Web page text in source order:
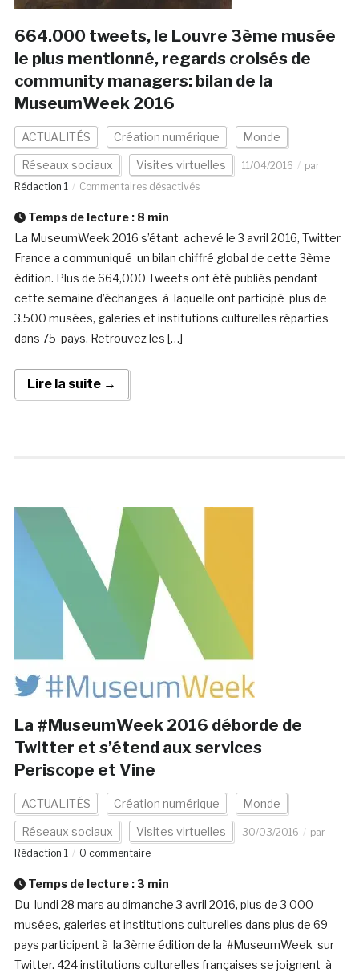
664.000 tweets, le Louvre 3ème musée
le plus mentionné, regards croisés de
community managers: bilan de la
MuseumWeek 2016
ACTUALITÉS Création numérique Monde
Réseaux sociaux Visites virtuelles 11/04/2016
par
Rédaction 1
Commentaires désactivés
Temps de lecture : 8 min
La MuseumWeek 2016 s’étant achevé le 3 avril 2016, Twitter
France a communiqué un bilan chiffré global de cette 3ème
édition. Plus de 664,000 Tweets ont été publiés pendant
cette semaine d’échanges à laquelle ont participé plus de
3.500 musées, galeries et institutions culturelles réparties
dans 75 pays. Retrouvez les […]
Lire la suite →
La #MuseumWeek 2016 déborde de
Twitter et s’étend aux services
Periscope et Vine
ACTUALITÉS Création numérique Monde
Réseaux sociaux Visites virtuelles 30/03/2016
par
Rédaction 1
0 commentaire
Temps de lecture : 3 min
Du lundi 28 mars au dimanche 3 avril 2016, plus de 3 000
musées, galeries et institutions culturelles dans plus de 69
pays participent à la 3ème édition de la #MuseumWeek sur
Twitter. 424 institutions culturelles françaises se joignent à